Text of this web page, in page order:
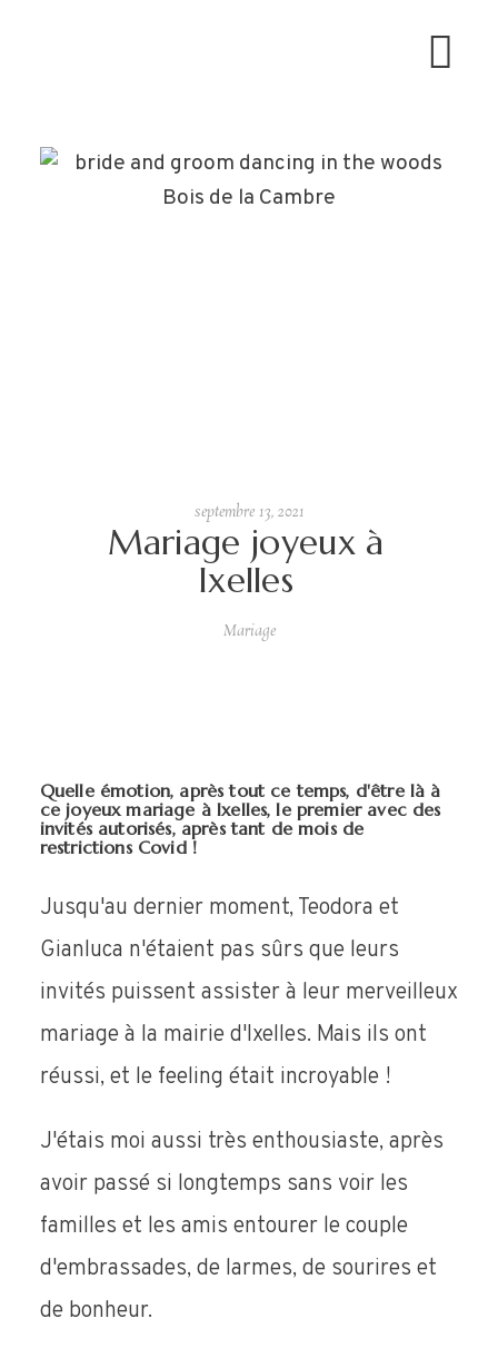
septembre 13, 2021
Mariage joyeux à
Ixelles
Mariage
Quelle émotion, après tout ce temps, d'être là à
ce joyeux mariage à Ixelles, le premier avec des
invités autorisés, après tant de mois de
restrictions Covid !
Jusqu'au dernier moment, Teodora et
Gianluca n'étaient pas sûrs que leurs
invités puissent assister à leur merveilleux
mariage à la mairie d'Ixelles. Mais ils ont
réussi, et le feeling était incroyable !
J'étais moi aussi très enthousiaste, après
avoir passé si longtemps sans voir les
familles et les amis entourer le couple
d'embrassades, de larmes, de sourires et
de bonheur.